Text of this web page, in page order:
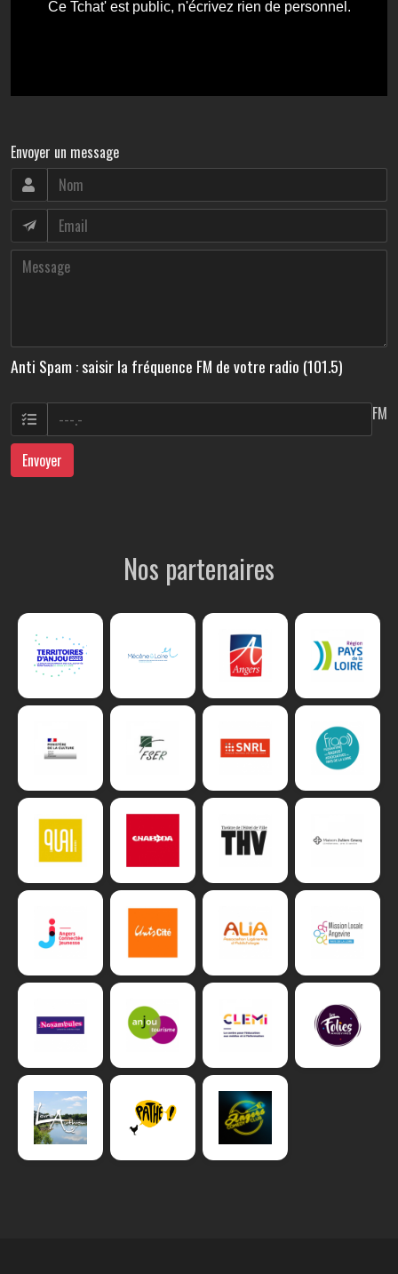
Envoyer un message
Anti Spam : saisir la fréquence FM de votre radio (101.5)
FM
Envoyer
Nos partenaires